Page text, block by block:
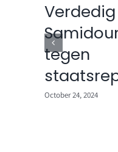
Verdedig
tegen
October 24, 2024